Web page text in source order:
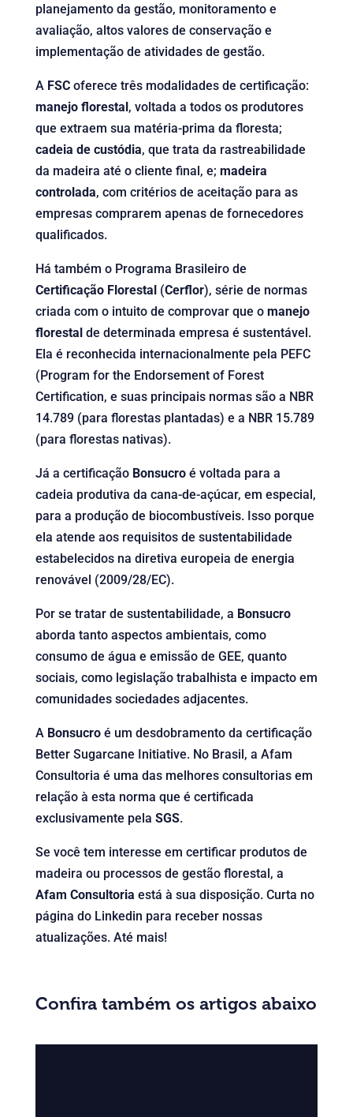
planejamento da gestão, monitoramento e
avaliação, altos valores de conservação e
implementação de atividades de gestão.
A FSCoferece três modalidades de certificação:
manejo florestal, voltada a todos os produtores
que extraem sua matéria-prima da floresta;
cadeia de custódia, que trata da rastreabilidade
da madeira até o cliente final, e; madeira
controlada, com critérios de aceitação para as
empresas comprarem apenas de fornecedores
qualificados.
Há também o Programa Brasileiro de
Certificação Florestal(Cerflor), série de normas
criada com o intuito de comprovar que o manejo
florestalde determinada empresa é sustentável.
Ela é reconhecida internacionalmente pela PEFC
(Program for the Endorsement of Forest
Certification, e suas principais normas são a NBR
14.789 (para florestas plantadas) e a NBR 15.789
(para florestas nativas).
Já a certificação Bonsucroé voltada para a
cadeia produtiva da cana-de-açúcar, em especial,
para a produção de biocombustíveis. Isso porque
ela atende aos requisitos de sustentabilidade
estabelecidos na diretiva europeia de energia
renovável (2009/28/EC).
Por se tratar de sustentabilidade, a Bonsucro
aborda tanto aspectos ambientais, como
consumo de água e emissão de GEE, quanto
sociais, como legislação trabalhista e impacto em
comunidades sociedades adjacentes.
A Bonsucroé um desdobramento da certificação
Better Sugarcane Initiative. No Brasil, a Afam
Consultoria é uma das melhores consultorias em
relação à esta norma que é certificada
exclusivamente pela SGS.
Se você tem interesse em certificar produtos de
madeira ou processos de gestão florestal, a
Afam Consultoria está à sua disposição. Curta no
página do Linkedin para receber nossas
atualizações. Até mais!
Confira também os artigos abaixo